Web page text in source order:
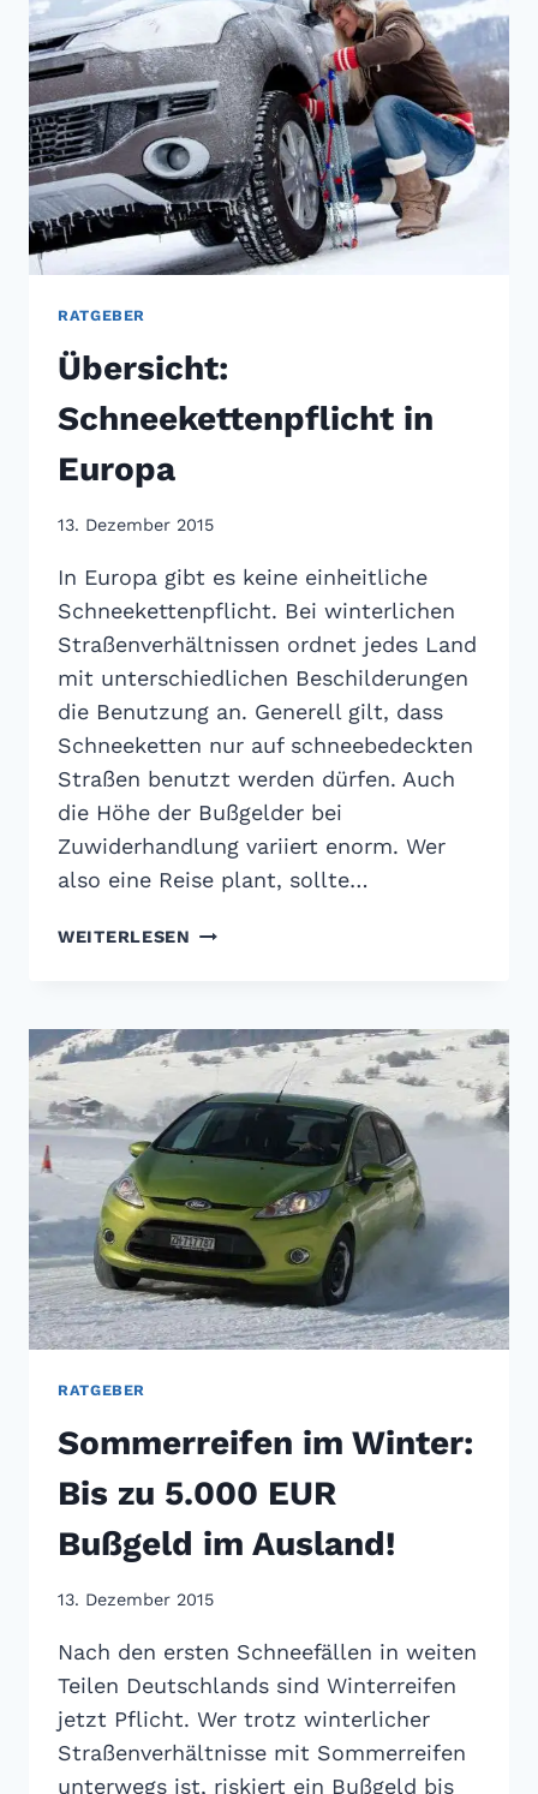
RATGEBER
Übersicht:
Schneekettenpflicht in
Europa
13. Dezember 2015
In Europa gibt es keine einheitliche
Schneekettenpflicht. Bei winterlichen
Straßenverhältnissen ordnet jedes Land
mit unterschiedlichen Beschilderungen
die Benutzung an. Generell gilt, dass
Schneeketten nur auf schneebedeckten
Straßen benutzt werden dürfen. Auch
die Höhe der Bußgelder bei
Zuwiderhandlung variiert enorm. Wer
also eine Reise plant, sollte…
WEITERLESEN ÜBERSICHT:
RATGEBER
Sommerreifen im Winter:
Bis zu 5.000 EUR
Bußgeld im Ausland!
13. Dezember 2015
Nach den ersten Schneefällen in weiten
Teilen Deutschlands sind Winterreifen
jetzt Pflicht. Wer trotz winterlicher
Straßenverhältnisse mit Sommerreifen
unterwegs ist, riskiert ein Bußgeld bis